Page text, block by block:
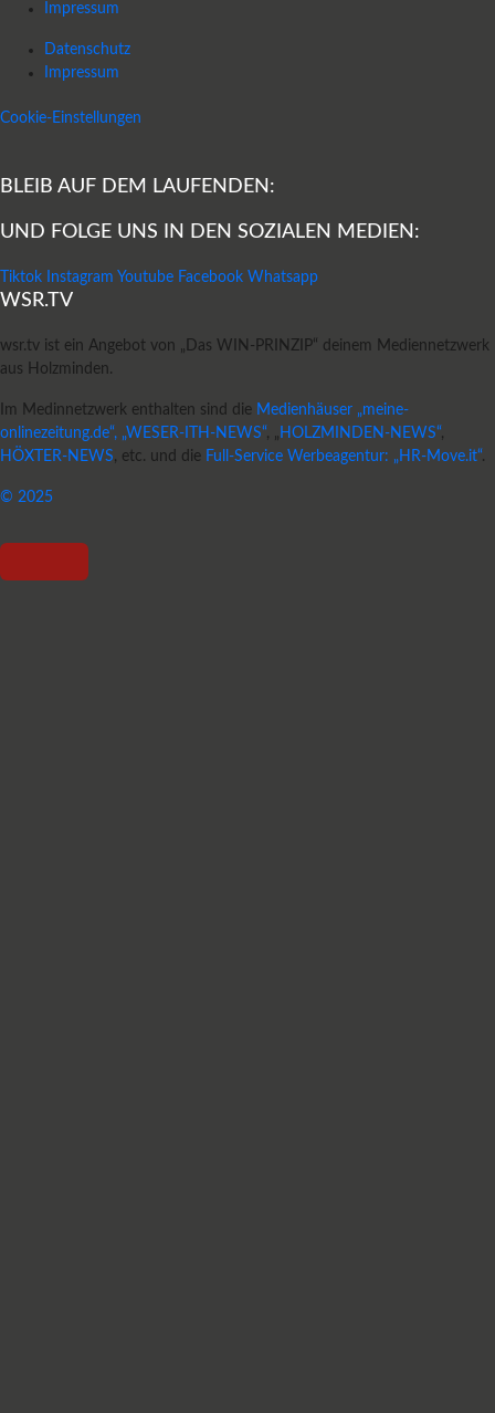
Impressum
Datenschutz
Impressum
Cookie-Einstellungen
BLEIB AUF DEM LAUFENDEN:
UND FOLGE UNS IN DEN SOZIALEN MEDIEN:
Tiktok Instagram Youtube Facebook Whatsapp
WSR.TV
wsr.tv ist ein Angebot von „Das WIN-PRINZIP“ deinem Mediennetzwerk
aus Holzminden.
Im Medinnetzwerk enthalten sind die Medienhäuser „meine-
onlinezeitung.de“, „WESER-ITH-NEWS“, „ HOLZMINDEN-NEWS“,
HÖXTER-NEWS, etc. und die Full-Service Werbeagentur: „HR-Move.it“.
© 2025